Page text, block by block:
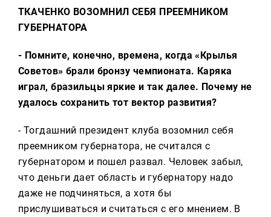
ТКАЧЕНКО ВОЗОМНИЛ СЕБЯ ПРЕЕМНИКОМ
ГУБЕРНАТОРА
- Помните, конечно, времена, когда «Крылья
Советов» брали бронзу чемпионата. Каряка
играл, бразильцы яркие и так далее. Почему не
удалось сохранить тот вектор развития?
- Тогдашний президент клуба возомнил себя
преемником губернатора, не считался с
губернатором и пошел развал. Человек забыл,
что деньги дает область и губернатору надо
даже не подчиняться, а хотя бы
прислушиваться и считаться с его мнением. В